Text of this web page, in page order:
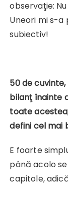
observaţie:
Uneori mi s-
subiectiv!
50 de
bilanţ înainte
toate
defini cel mai
E foarte
până acolo
capitole,